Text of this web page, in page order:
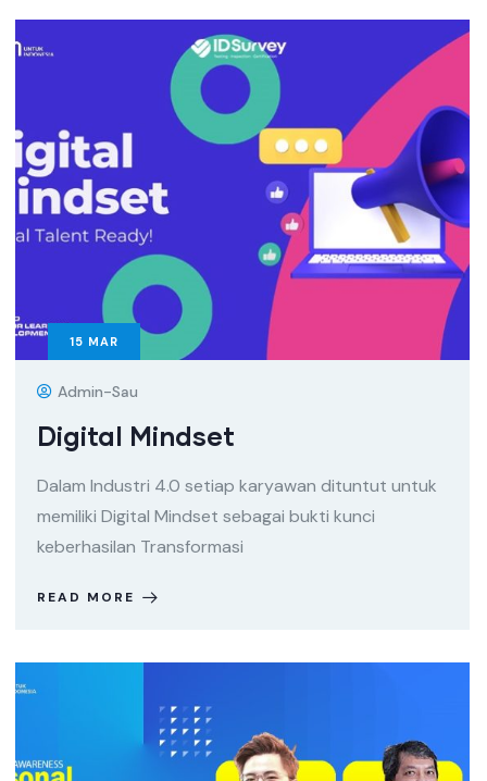
15 MAR
Admin-Sau
Digital Mindset
Dalam Industri 4.0 setiap karyawan dituntut untuk
memiliki Digital Mindset sebagai bukti kunci
keberhasilan Transformasi
READ MORE